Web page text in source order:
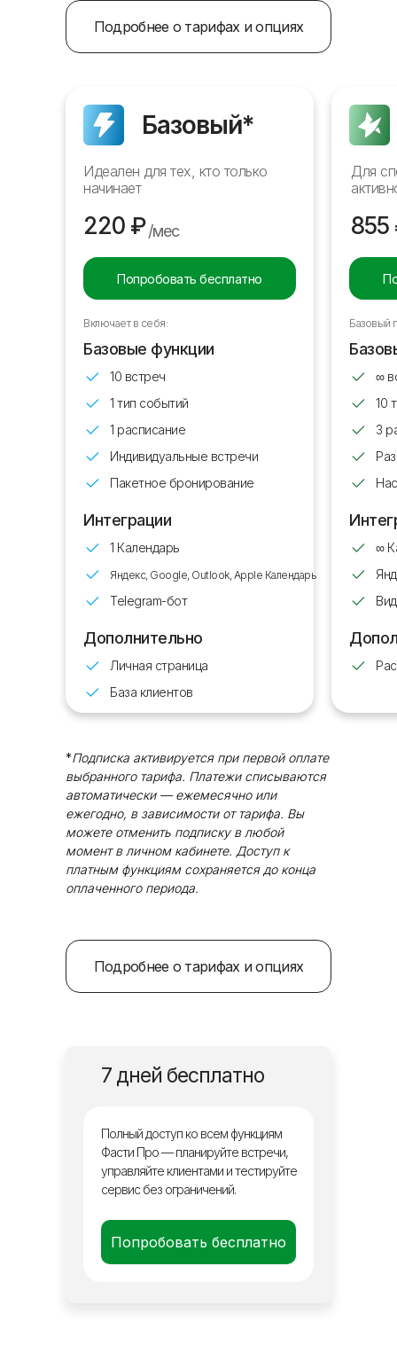
Подробнее о тарифах и опциях
*Подписка активируется при первой оплате
выбранного тарифа. Платежи списываются
автоматически — ежемесячно или
ежегодно, в зависимости от тарифа. Вы
можете отменить подписку в любой
момент в личном кабинете. Доступ к
платным функциям сохраняется до конца
оплаченного периода.
Подробнее о тарифах и опциях
Попробовать бесплатно
Базовый*
220 ₽/мес
Идеален для тех, кто только
начинает
Включает в себя:
10 встреч
1 расписание
1 Календарь
Яндекс, Google, Outlook, Apple Календарь
Личная страница
База клиентов
Дополнительно
Telegram-бот
Индивидуальные встречи
Пакетное бронирование
1 тип событий
Базовые функции
Интеграции
Базовый
855
Для
∞
3
∞
10
Полный доступ ко всем функциям
Фасти Про — планируйте встречи,
управляйте клиентами и тестируйте
сервис без ограничений.
Попробовать бесплатно
7 дней бесплатно